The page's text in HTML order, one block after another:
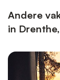
Andere
in